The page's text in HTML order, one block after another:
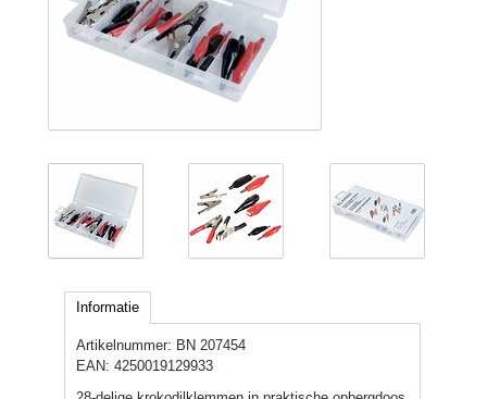
Informatie
Artikelnummer: BN 207454
EAN: 4250019129933